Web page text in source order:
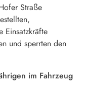
Straße
Einsatzkräfte
und sperrten den
im Fahrzeug